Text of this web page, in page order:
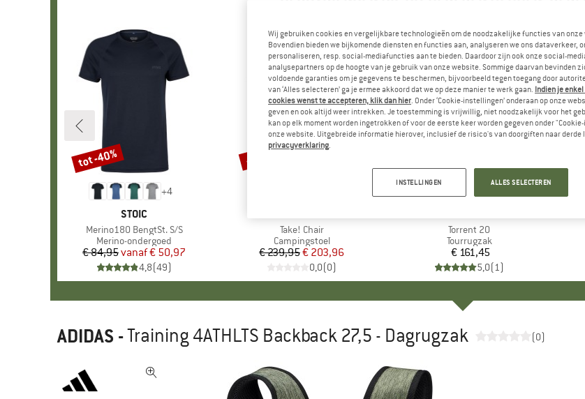
+4
MERK
STOIC
Artikel
Merino180 BengtSt. S/S
Productgroep
Merino-ondergoed
Prijs
€ 84,95 Verlaagde prijs
vanaf€ 50,97
4,8(49)
Korting
tot -40%
Artikel
Take! Chair
Productgroep
Campingstoel
Prijs
€ 239,95Verlaagde prijs
€ 203,96
0,0(0)
Korting
-15%
Artikel
Torrent 20
Productgroep
Tourrugzak
Prijs
€ 161,45
5,0(1)
ADIDAS -Training 4ATHLTS Backback 27,5 - Dagrugzak (0)
Wij gebruiken cookies en vergelijkbare technologieën om de noodzakelijke functies van
Bovendien bieden we bijkomende diensten en functies aan, analyseren we ons dataverkeer,
personaliseren, resp. social-mediafuncties aan te bieden. Daardoor zijn ook onze social-
analysepartners op de hoogte van je gebruik van onze website. Sommige daarvan bevinden
voldoende garanties om je gegevens te beschermen, bijvoorbeeld tegen toegang door
van ‘Alles selecteren’ ga je ermee akkoord dat we op deze manier te werk gaan. Indien je
cookies wenst te accepteren, klik dan hier. Onder ‘Cookie-instellingen’ onderaan op onze
geven en ook altijd weer intrekken. Je toestemming is vrijwillig, niet noodzakelijk voor het
kan op elk moment worden ingetrokken of voor de eerste keer worden gegeven onder
onze website. Uitgebreide informatie hierover, inclusief de risico's van doorgiften naar derde
privacyverklaring.
INSTELLINGEN ALLES SELECTEREN